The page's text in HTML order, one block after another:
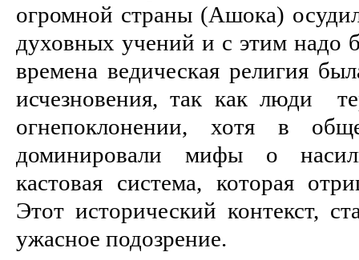
огромной страны (Ашока)
духовных учений и с этим надо
времена ведическая религия
исчезновения, так как люди
огнепоклонении, хотя в
доминировали мифы о
кастовая система, которая
Этот исторический контекст,
ужасное подозрение.